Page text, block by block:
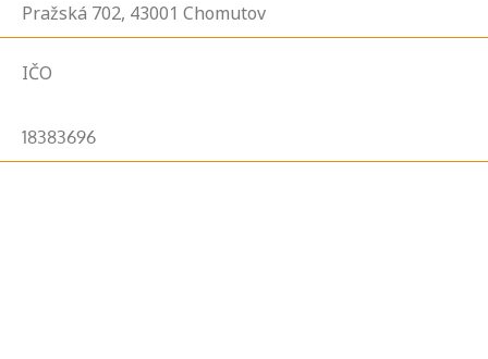
Pražská 702, 43001 Chomutov
IČO
18383696